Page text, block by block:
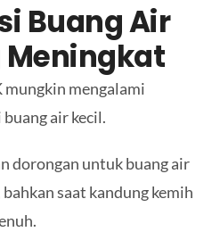
Buang Air
Meningkat
mungkin mengalami
air kecil.
dorongan untuk buang air
saat kandung kemih